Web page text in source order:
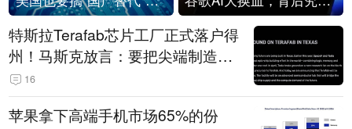
特斯拉Terafab芯片工厂正式落户得
州！马斯克放言：要把尖端制造带
回美国
16
苹果拿下高端手机市场65%的份